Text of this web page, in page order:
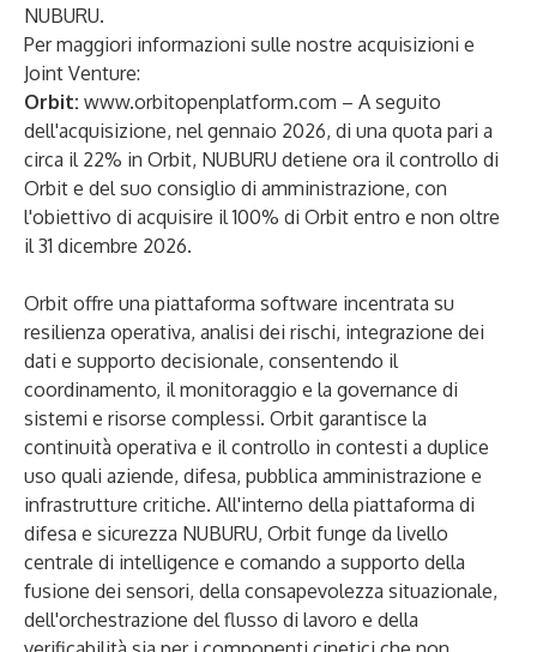
NUBURU.
Per maggiori informazioni sulle nostre acquisizioni e
Joint Venture:
Orbit: www.orbitopenplatform.com – A seguito
dell'acquisizione, nel gennaio 2026, di una quota pari a
circa il 22% in Orbit, NUBURU detiene ora il controllo di
Orbit e del suo consiglio di amministrazione, con
l'obiettivo di acquisire il 100% di Orbit entro e non oltre
il 31 dicembre 2026.
Orbit offre una piattaforma software incentrata su
resilienza operativa, analisi dei rischi, integrazione dei
dati e supporto decisionale, consentendo il
coordinamento, il monitoraggio e la governance di
sistemi e risorse complessi. Orbit garantisce la
continuità operativa e il controllo in contesti a duplice
uso quali aziende, difesa, pubblica amministrazione e
infrastrutture critiche. All'interno della piattaforma di
difesa e sicurezza NUBURU, Orbit funge da livello
centrale di intelligence e comando a supporto della
fusione dei sensori, della consapevolezza situazionale,
dell'orchestrazione del flusso di lavoro e della